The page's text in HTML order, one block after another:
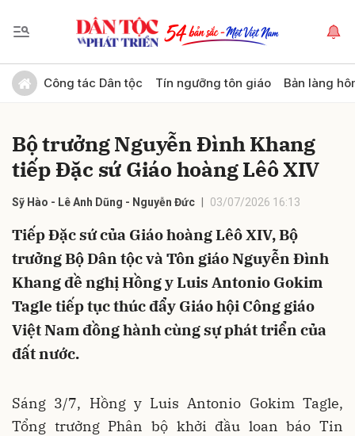
Công tác Dân tộc Tín ngưỡng tôn giáo Bản làng
Bộ trưởng Nguyễn Đình Khang
tiếp Đặc sứ Giáo hoàng Lêô XIV
Sỹ Hào - Lê Anh Dũng - Nguyễn Đức 03/07/2026 16:13
Tiếp Đặc sứ của Giáo hoàng Lêô XIV, Bộ
trưởng Bộ Dân tộc và Tôn giáo Nguyễn Đình
Khang đề nghị Hồng y Luis Antonio Gokim
Tagle tiếp tục thúc đẩy Giáo hội Công giáo
Việt Nam đồng hành cùng sự phát triển của
đất nước.
Sáng 3/7, Hồng y Luis Antonio Gokim Tagle,
Tổng trưởng Phân bộ khởi đầu loan báo Tin
Gửi bình luận
Hủy